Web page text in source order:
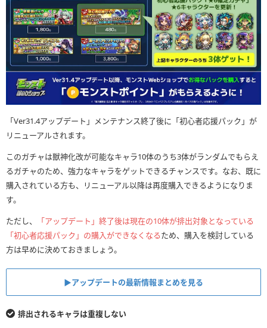
「Ver31.4アップデート」メンテナンス終了後に「初心者応援パック」が
リニューアルされます。
このガチャは獣神化改が可能なキャラ10体のうち3体がランダムでもらえ
るガチャのため、強力なキャラをゲットできるチャンスです。なお、既に
購入されている方も、リニューアル以降は再度購入できるようになりま
す。
ただし、
「アップデート」終了後は現在の10体が排出対象となっている
「初心者応援パック」の購入ができなくなるため、購入を検討している
方は早めに決めておきましょう。
▶︎アップデートの最新情報まとめを見る
排出されるキャラは重複しない